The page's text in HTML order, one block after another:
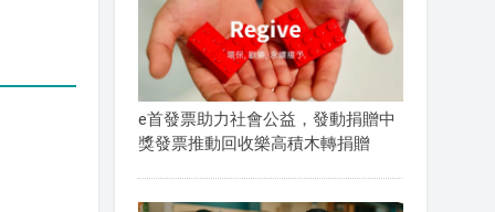
e首發票助力社會公益，發動捐贈中
獎發票推動回收樂高積木轉捐贈